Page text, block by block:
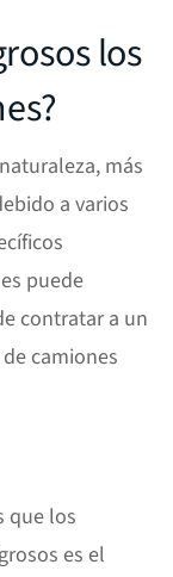
los
más
a varios
puede
contratar a un
camiones
que los
es el